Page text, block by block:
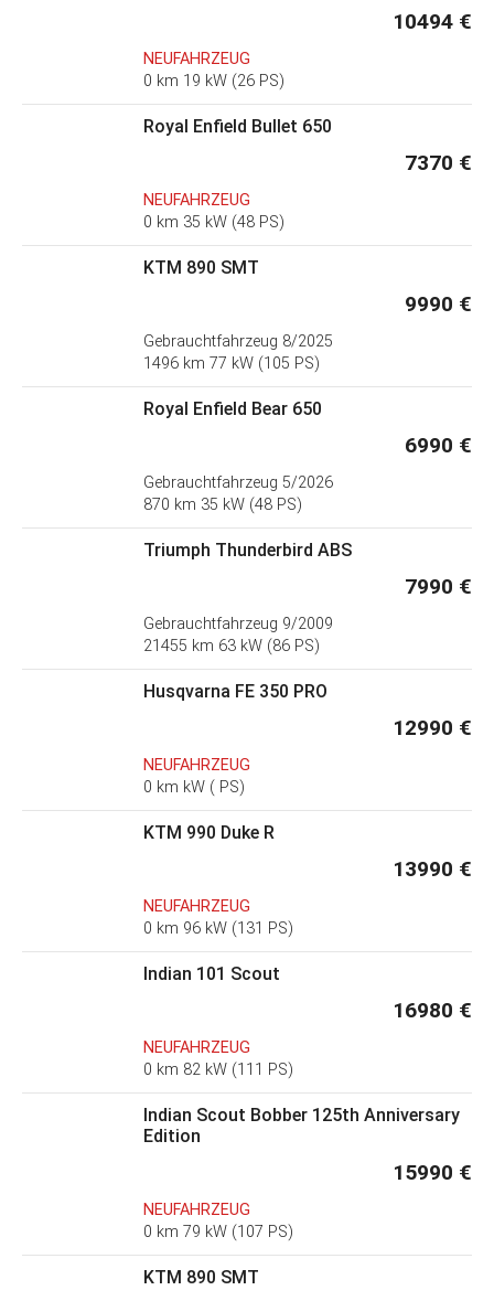
10494 €
NEUFAHRZEUG
0 km 19 kW (26 PS)
Royal Enfield Bullet 650
7370 €
NEUFAHRZEUG
0 km 35 kW (48 PS)
KTM 890 SMT
9990 €
Gebrauchtfahrzeug 8/2025
1496 km 77 kW (105 PS)
Royal Enfield Bear 650
6990 €
Gebrauchtfahrzeug 5/2026
870 km 35 kW (48 PS)
Triumph Thunderbird ABS
7990 €
Gebrauchtfahrzeug 9/2009
21455 km 63 kW (86 PS)
Husqvarna FE 350 PRO
12990 €
NEUFAHRZEUG
0 km kW ( PS)
KTM 990 Duke R
13990 €
NEUFAHRZEUG
0 km 96 kW (131 PS)
Indian 101 Scout
16980 €
NEUFAHRZEUG
0 km 82 kW (111 PS)
Indian Scout Bobber 125th Anniversary
Edition
15990 €
NEUFAHRZEUG
0 km 79 kW (107 PS)
KTM 890 SMT